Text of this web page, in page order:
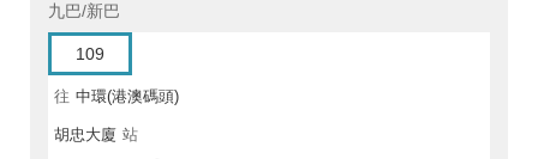
九巴/新巴
109
往 中環(港澳碼頭)
胡忠大廈 站